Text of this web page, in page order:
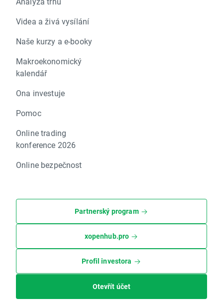
Videa a živá vysílání
Naše kurzy a e-booky
Makroekonomický
kalendář
Ona investuje
Pomoc
Online trading
konference 2026
Online bezpečnost
Partnerský program
xopenhub.pro
Profil investora
Otevřít účet